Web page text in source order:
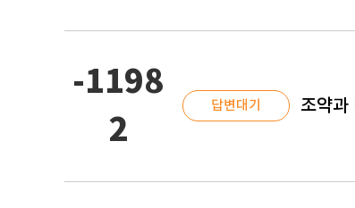
-1198
2
답변대기 조약과